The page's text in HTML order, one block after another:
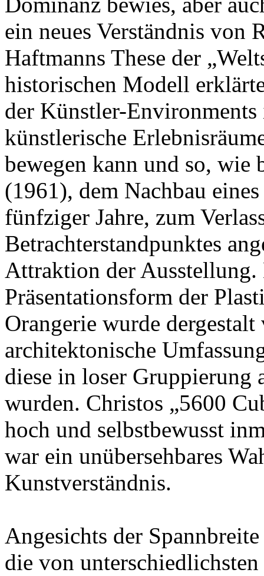
ein neues Verständnis von
Haftmanns These der
historischen Modell
der Künstler-
künstlerische
bewegen kann und so, wie
(1961), dem Nachbau
fünfziger Jahre, zum
Betrachterstandpunktes
Attraktion der
Präsentationsform der
Orangerie wurde dergestalt
architektonische
diese in loser Gruppierung
wurden. Christos „5600
hoch und selbstbewusst
war ein unübersehbares
Kunstverständnis.
Angesichts der
die von